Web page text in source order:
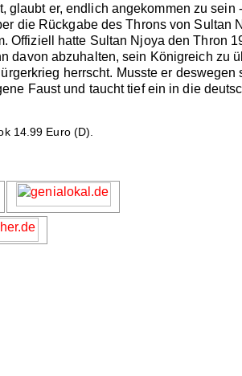
er, endlich angekommen zu sein
die Rückgabe des Throns von Sultan
Offiziell hatte Sultan Njoya den Thron
davon abzuhalten, sein Königreich zu
herrscht. Musste er deswegen
Faust und taucht tief ein in die
14.99 Euro (D).